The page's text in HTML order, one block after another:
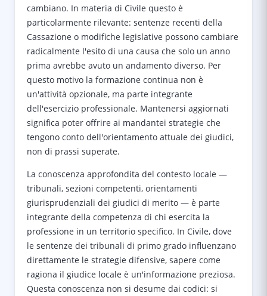
cambiano. In materia di Civile questo è
particolarmente rilevante: sentenze recenti della
Cassazione o modifiche legislative possono cambiare
radicalmente l'esito di una causa che solo un anno
prima avrebbe avuto un andamento diverso. Per
questo motivo la formazione continua non è
un'attività opzionale, ma parte integrante
dell'esercizio professionale. Mantenersi aggiornati
significa poter offrire ai mandantei strategie che
tengono conto dell'orientamento attuale dei giudici,
non di prassi superate.
La conoscenza approfondita del contesto locale —
tribunali, sezioni competenti, orientamenti
giurisprudenziali dei giudici di merito — è parte
integrante della competenza di chi esercita la
professione in un territorio specifico. In Civile, dove
le sentenze dei tribunali di primo grado influenzano
direttamente le strategie difensive, sapere come
ragiona il giudice locale è un'informazione preziosa.
Questa conoscenza non si desume dai codici: si